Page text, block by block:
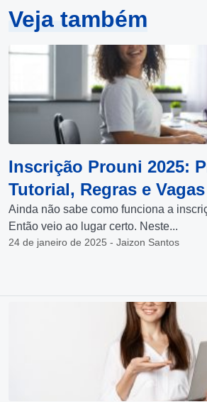
Veja também
Inscrição Prouni 2025:
Tutorial, Regras e Vagas
Ainda não sabe como funciona a
Então veio ao lugar certo. Neste...
24 de janeiro de 2025 - Jaizon Santos